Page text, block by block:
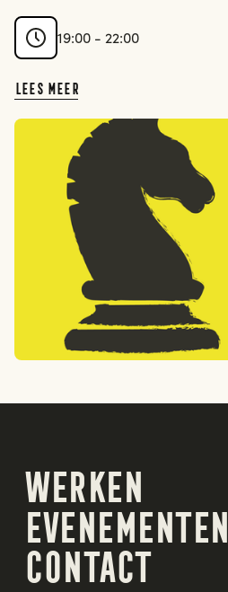
19:00 - 22:00
Lees meer
Werken
Werken
Evenementen
Evenementen
Contact